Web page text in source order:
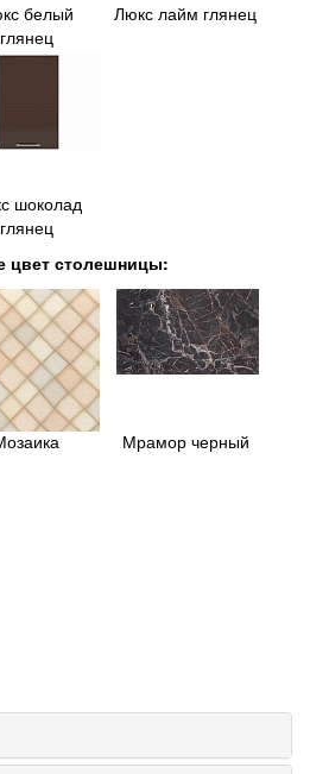
белый
глянец
Люкс лайм глянец
шоколад
глянец
цвет столешницы:
Мрамор черный